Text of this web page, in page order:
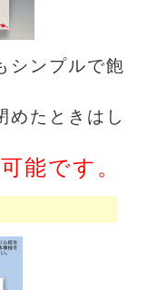
シンプルで飽
めたときはし
能です。